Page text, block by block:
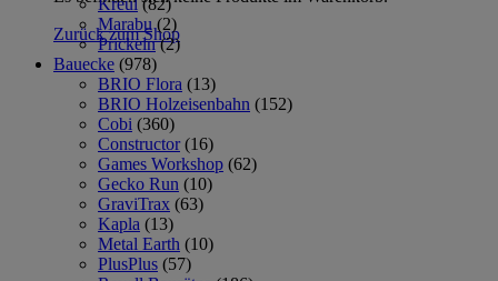
Zurück zum Shop
Kreul (82)
Marabu (2)
Prickeln (2)
Bauecke (978)
BRIO Flora (13)
BRIO Holzeisenbahn (152)
Cobi (360)
Constructor (16)
Games Workshop (62)
Gecko Run (10)
GraviTrax (63)
Kapla (13)
Metal Earth (10)
PlusPlus (57)